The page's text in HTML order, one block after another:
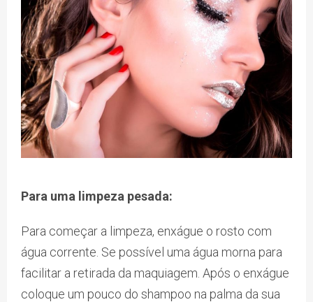
Para uma limpeza pesada:
Para começar a limpeza, enxágue o rosto com
água corrente. Se possível uma água morna para
facilitar a retirada da maquiagem. Após o enxágue
coloque um pouco do shampoo na palma da sua